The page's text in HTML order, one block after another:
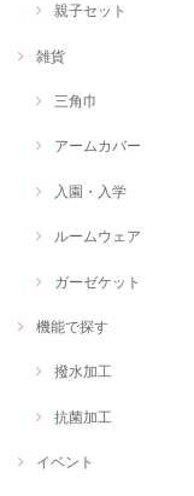
親子セット
雑貨
三角巾
アームカバー
入園・入学
ルームウェア
ガーゼケット
機能で探す
撥水加工
抗菌加工
イベント